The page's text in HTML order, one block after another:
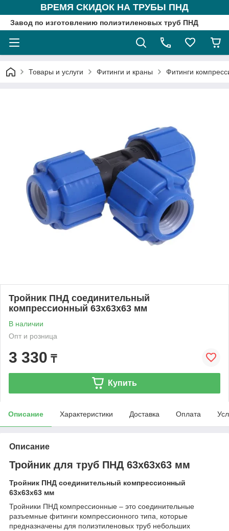
ВРЕМЯ СКИДОК НА ТРУБЫ ПНД
Завод по изготовлению полиэтиленовых труб ПНД
Товары и услуги Фитинги и краны Фитинги
Тройник ПНД соединительный
компрессионный 63x63x63 мм
В наличии
Опт и розница
3 330 ₸
Купить
Описание Характеристики Доставка Оплата
Описание
Тройник для труб ПНД 63x63x63 мм
Тройник ПНД соединительный компрессионный
63x63x63 мм
Тройники ПНД компрессионные – это соединительные
разъемные фитинги компрессионного типа, которые
предназначены для полиэтиленовых труб небольших